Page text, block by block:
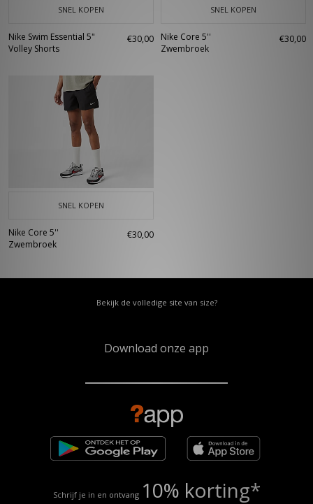
SNEL KOPEN
Nike Swim Essential 5"
Volley Shorts
€30,00
SNEL KOPEN
Nike Core 5''
Zwembroek
€30,00
SNEL KOPEN
Nike Core 5''
Zwembroek
€30,00
Bekijk de volledige site van size?
Download onze app
Schrijf je in en ontvang 10% korting*